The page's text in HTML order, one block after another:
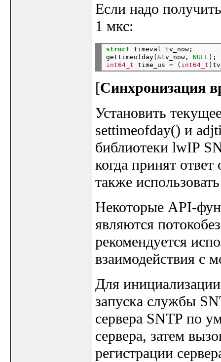
Если надо
1 мкс:
struct timeval tv_now;
gettimeofday(&tv_now, NULL);
int64_t time_us = ( int64_t
[Синхронизация
Установить
settimeofday() и
библиотеки lwIP
когда принят
также
Некоторые API-
являются
рекомендуется
взаимодействия с
Для
запуска службы
сервера SNTP по
сервера, затем
регистрации